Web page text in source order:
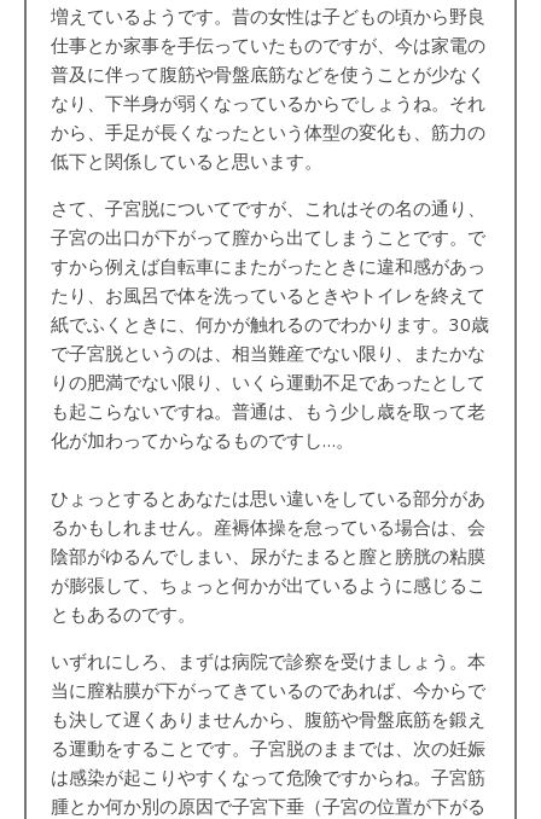
増えているようです。昔の女性は子どもの頃から野良
仕事とか家事を手伝っていたものですが、今は家電の
普及に伴って腹筋や骨盤底筋などを使うことが少なく
なり、下半身が弱くなっているからでしょうね。それ
から、手足が長くなったという体型の変化も、筋力の
低下と関係していると思います。
さて、子宮脱についてですが、これはその名の通り、
子宮の出口が下がって膣から出てしまうことです。で
すから例えば自転車にまたがったときに違和感があっ
たり、お風呂で体を洗っているときやトイレを終えて
紙でふくときに、何かが触れるのでわかります。30歳
で子宮脱というのは、相当難産でない限り、またかな
りの肥満でない限り、いくら運動不足であったとして
も起こらないですね。普通は、もう少し歳を取って老
化が加わってからなるものですし…。
ひょっとするとあなたは思い違いをしている部分があ
るかもしれません。産褥体操を怠っている場合は、会
陰部がゆるんでしまい、尿がたまると膣と膀胱の粘膜
が膨張して、ちょっと何かが出ているように感じるこ
ともあるのです。
いずれにしろ、まずは病院で診察を受けましょう。本
当に膣粘膜が下がってきているのであれば、今からで
も決して遅くありませんから、腹筋や骨盤底筋を鍛え
る運動をすることです。子宮脱のままでは、次の妊娠
は感染が起こりやすくなって危険ですからね。子宮筋
腫とか何か別の原因で子宮下垂（子宮の位置が下がる